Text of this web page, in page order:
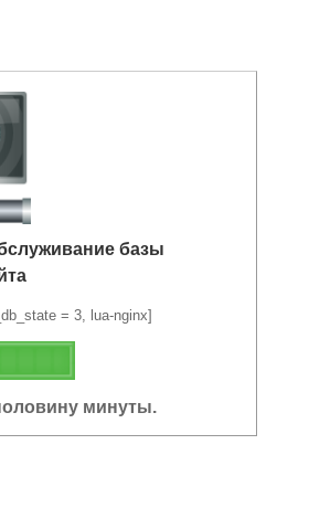
базы
= 3, lua-nginx]
минуты.